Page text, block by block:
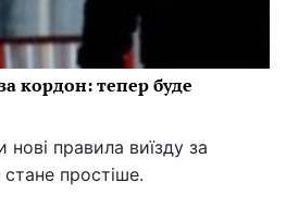
кордон: тепер буде
нові правила виїзду за
простіше.